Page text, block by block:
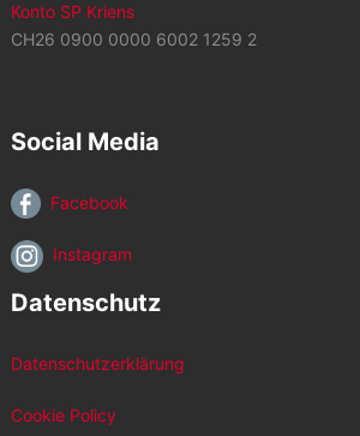
Konto SP Kriens
CH26 0900 0000 6002 1259 2
Social Media
Facebook
Instagram
Datenschutz
Datenschutzerklärung
Cookie Policy